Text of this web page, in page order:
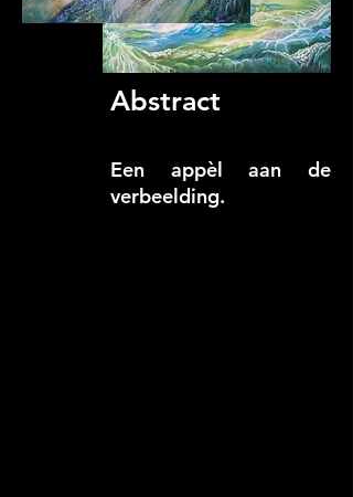
Abstract
Een appèl aan de
verbeelding.